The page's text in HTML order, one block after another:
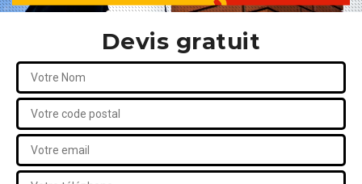
Devis gratuit